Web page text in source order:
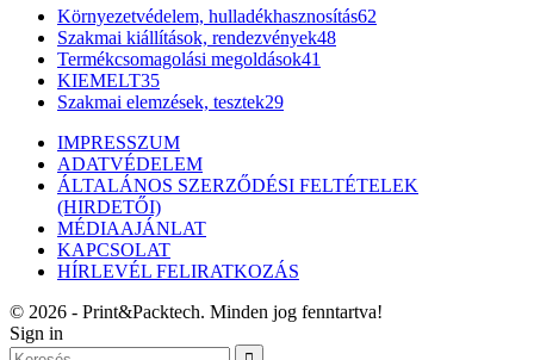
Környezetvédelem, hulladékhasznosítás62
Szakmai kiállítások, rendezvények48
Termékcsomagolási megoldások41
KIEMELT35
Szakmai elemzések, tesztek29
IMPRESSZUM
ADATVÉDELEM
ÁLTALÁNOS SZERZŐDÉSI FELTÉTELEK
(HIRDETŐI)
MÉDIAAJÁNLAT
KAPCSOLAT
HÍRLEVÉL FELIRATKOZÁS
© 2026 - Print&Packtech. Minden jog fenntartva!
Sign in